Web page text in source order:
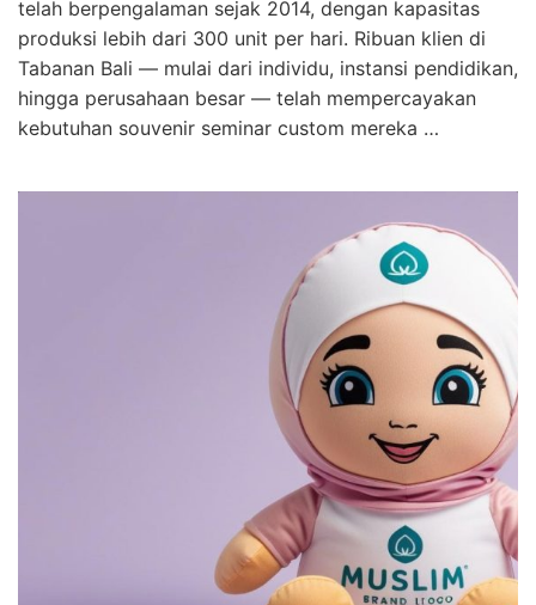
telah berpengalaman sejak 2014, dengan kapasitas
produksi lebih dari 300 unit per hari. Ribuan klien di
Tabanan Bali — mulai dari individu, instansi pendidikan,
hingga perusahaan besar — telah mempercayakan
kebutuhan souvenir seminar custom mereka …